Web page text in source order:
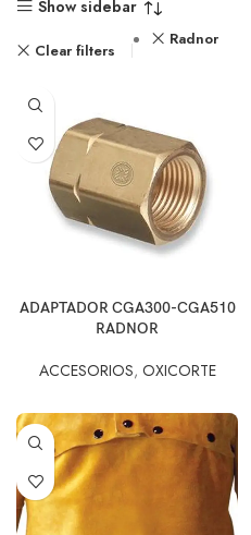
Show sidebar
Clear filters
Radnor
ADAPTADOR CGA300-CGA510
RADNOR
ACCESORIOS, OXICORTE